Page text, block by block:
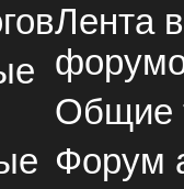
Лента
Общие
Форум